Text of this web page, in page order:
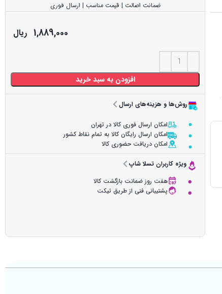
ضمانت اصالت | قیمت مناسب | ارسال فوری
1,889,000 ریال
افزودن به سبد خرید
روش‌ها و هزینه‌های ارسال
امکان ارسال فوری کالا در تهران
امکان ارسال رایگان کالا به تمام نقاط کشور
امکان دریافت حضوری کالا
ویژه کاربران تسلا شاپ
هفت روز ضمانت بازگشت کالا
پشتیبانی فنی از طریق تیکت